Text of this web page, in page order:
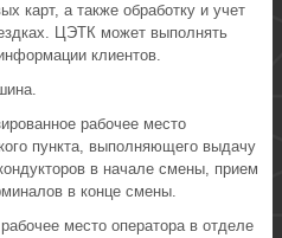
карт, а также обработку и учет
ЦЭТК может выполнять
клиентов.
рабочее место
пункта, выполняющего выдачу
в начале смены, прием
в конце смены.
место оператора в отделе